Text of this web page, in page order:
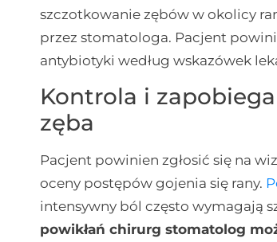
szczotkowanie zębów w okolicy
przez stomatologa. Pacjent
antybiotyki według wskazówek
Kontrola i
zęba
Pacjent powinien zgłosić się na
oceny postępów gojenia się rany.
intensywny ból często wymagają
powikłań chirurg stomatolog